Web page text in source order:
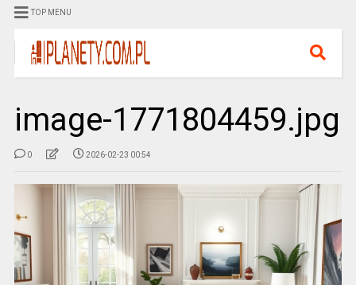
TOP MENU
image-1771804459.jpg
0 2026-02-23 00:54